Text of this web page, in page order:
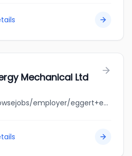
Mechanical Ltd
jobbank.gc.ca/browsejobs/employer/eggert+energy+mechanical+ltd/ca